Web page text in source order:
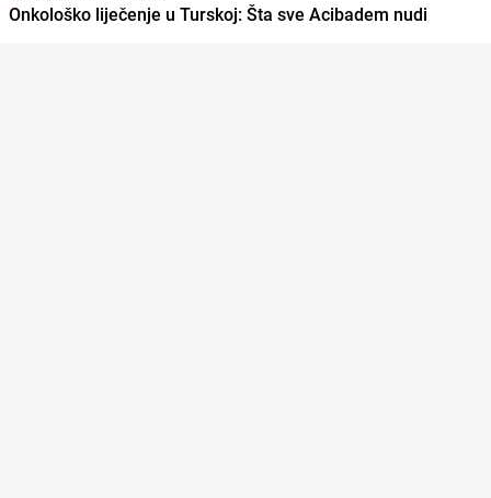
Onkološko liječenje u Turskoj: Šta sve Acibadem nudi